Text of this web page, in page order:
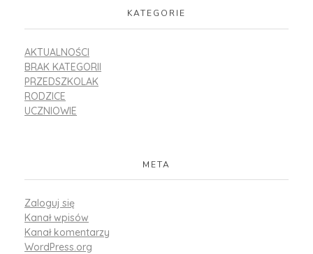
KATEGORIE
AKTUALNOŚCI
BRAK KATEGORII
PRZEDSZKOLAK
RODZICE
UCZNIOWIE
META
Zaloguj się
Kanał wpisów
Kanał komentarzy
WordPress.org